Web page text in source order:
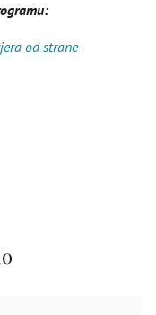
od strane